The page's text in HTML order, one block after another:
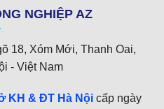
NGHIỆP AZ
18, Xóm Mới, Thanh Oai,
- Việt Nam
KH & ĐT Hà Nội cấp ngày